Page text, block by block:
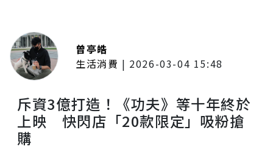
曾亭皓
生活消費 | 2026-03-04 15:48
斥資3億打造！《功夫》等十年終於
上映 快閃店「20款限定」吸粉搶
購